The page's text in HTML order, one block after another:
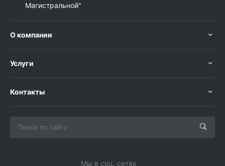
Магистральной"
О компании
Услуги
Контакты
Мы в соц. сетях